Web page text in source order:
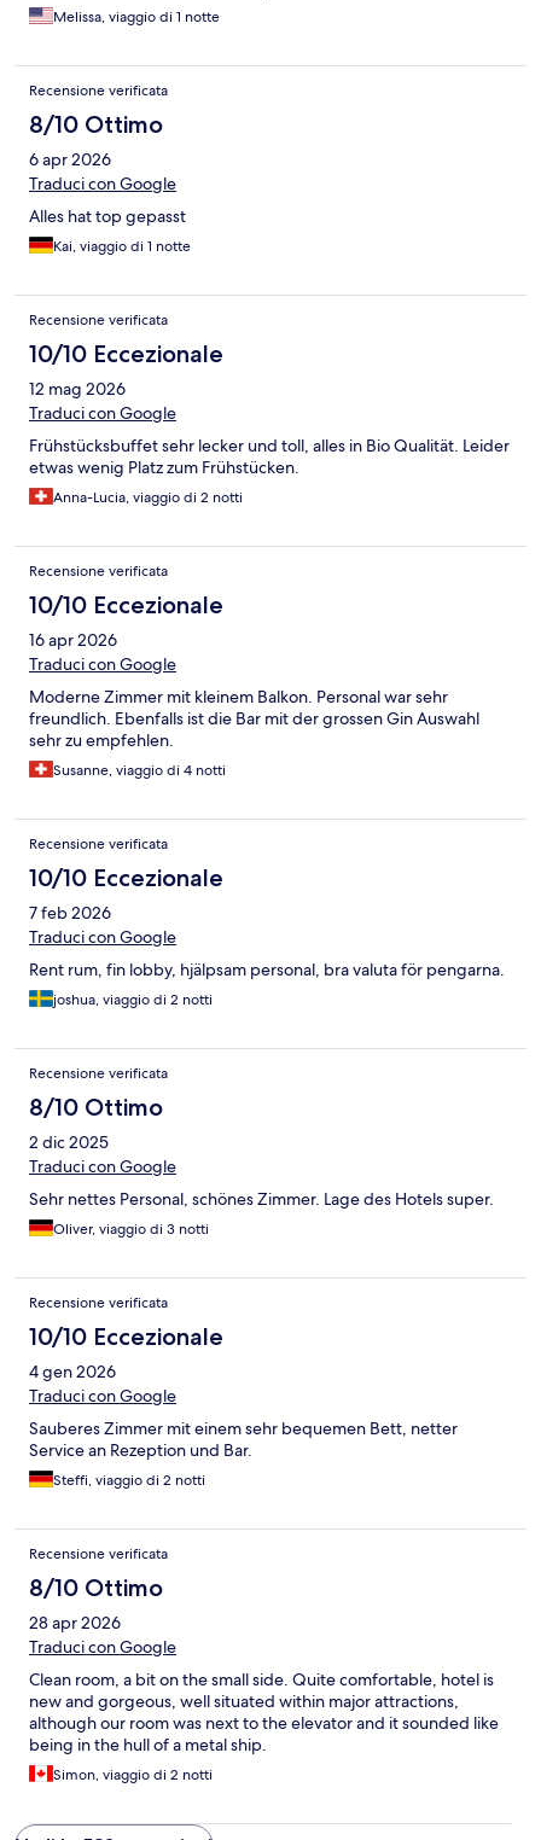
Melissa, viaggio di 1 notte
Recensione verificata
8/10 Ottimo
6 apr 2026
Traduci con Google
Alles hat top gepasst
Kai, viaggio di 1 notte
Recensione verificata
10/10 Eccezionale
12 mag 2026
Traduci con Google
Frühstücksbuffet sehr lecker und toll, alles in Bio Qualität. Leider
etwas wenig Platz zum Frühstücken.
Anna-Lucia, viaggio di 2 notti
Recensione verificata
10/10 Eccezionale
16 apr 2026
Traduci con Google
Moderne Zimmer mit kleinem Balkon. Personal war sehr
freundlich. Ebenfalls ist die Bar mit der grossen Gin Auswahl
sehr zu empfehlen.
Susanne, viaggio di 4 notti
Recensione verificata
10/10 Eccezionale
7 feb 2026
Traduci con Google
Rent rum, fin lobby, hjälpsam personal, bra valuta för pengarna.
joshua, viaggio di 2 notti
Recensione verificata
8/10 Ottimo
2 dic 2025
Traduci con Google
Sehr nettes Personal, schönes Zimmer. Lage des Hotels super.
Oliver, viaggio di 3 notti
Recensione verificata
10/10 Eccezionale
4 gen 2026
Traduci con Google
Sauberes Zimmer mit einem sehr bequemen Bett, netter
Service an Rezeption und Bar.
Steffi, viaggio di 2 notti
Recensione verificata
8/10 Ottimo
28 apr 2026
Traduci con Google
Clean room, a bit on the small side. Quite comfortable, hotel is
new and gorgeous, well situated within major attractions,
although our room was next to the elevator and it sounded like
being in the hull of a metal ship.
Simon, viaggio di 2 notti